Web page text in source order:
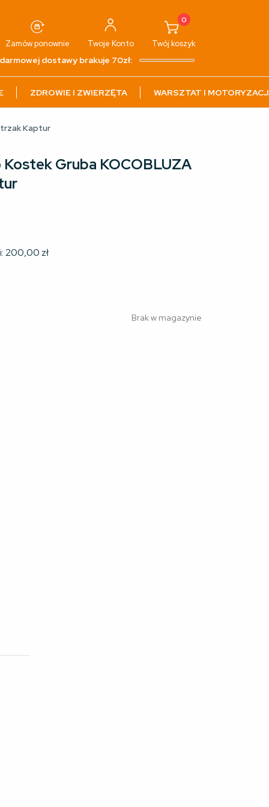
Zamów ponownie Twoje Konto
0
Twój koszyk
dostawy brakuje 70zł:
ZDROWIE I ZWIERZĘTA WARSZTAT I
Kaptur
Gruba KOCOBLUZA
200,00 zł
Brak w magazynie